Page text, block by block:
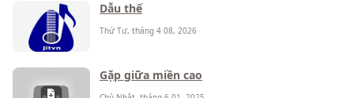
Dẫu thế
Thứ Tư, tháng 4 08, 2026
Gặp giữa miền cao